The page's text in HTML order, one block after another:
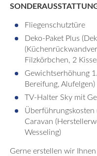
Fliegenschutztüre
Deko-Paket Plus
Filzkörbchen, 2
Gewichtserhöhung
Bereifung, Alufelgen)
TV-Halter Sky mit
Überführungskosten
Caravan
Wesseling)
Gerne erstellen wir